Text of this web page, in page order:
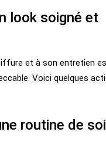
look soigné et
et à son entretien
Voici quelques
routine de